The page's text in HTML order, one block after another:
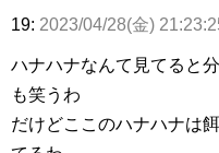
19: 2023/04/28(金)
ハナハナなんて見てると
も笑うわ
だけどここのハナハナは